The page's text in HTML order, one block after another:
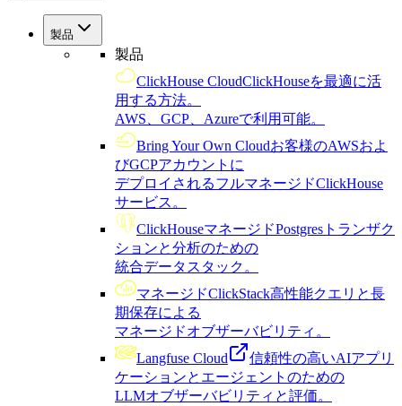
製品
製品
ClickHouse CloudClickHouseを最適に活
用する方法。
AWS、GCP、Azureで利用可能。
Bring Your Own Cloudお客様のAWSおよ
びGCPアカウントに
デプロイされるフルマネージドClickHouse
サービス。
ClickHouseマネージドPostgres トランザク
ションと分析のための
統合データスタック。
マネージドClickStack高性能クエリと長
期保存による
マネージドオブザーバビリティ。
Langfuse Cloud
信頼性の高いAIアプリ
ケーションとエージェントのための
LLMオブザーバビリティと評価。